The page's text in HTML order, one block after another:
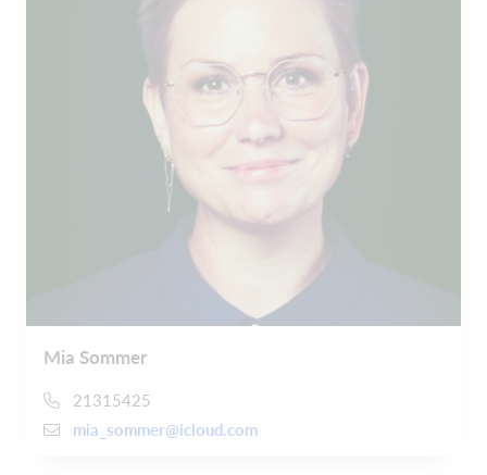
Mia Sommer
21315425
mia_sommer@icloud.com